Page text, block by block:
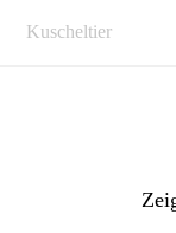
Kuscheltier